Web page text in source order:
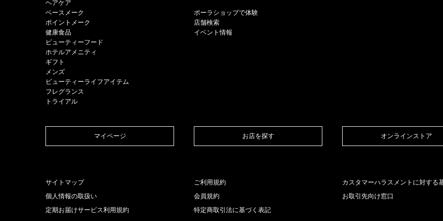
ヘアケア
​ベースメーク​
ポイントメーク​
健康食品
ビューティーフード
ホテルアメニティ
ギフト
メンズ
ビューティーライフアイテム
フレグランス
トライアル
ポーラショップで体験
店舗検索
イベント情報
マイページ​ お店を探す​ オンラインストア​
サイトマップ
個人情報の取扱い
定期お届けサービス利用規約
ご利用規約
会員規約
特定商取引法に基づく表記
カスタマーハラスメントに対する
お取引先向け窓口